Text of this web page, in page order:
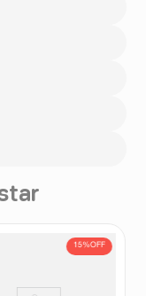
15%OFF